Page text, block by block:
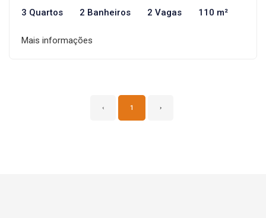
3 Quartos 2 Banheiros 2 Vagas 110 m²
Mais informações
‹ 1 ›